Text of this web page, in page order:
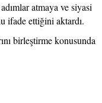
atmaya ve siyasi
ifade ettiğini aktardı.
birleştirme konusunda